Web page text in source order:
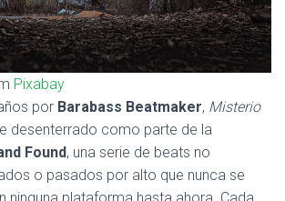
Pixabay
por Barabass Beatmaker, Misterio
desenterrado como parte de la
Found, una serie de beats no
o pasados por alto que nunca se
ninguna plataforma hasta ahora. Cada